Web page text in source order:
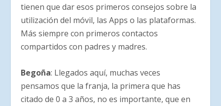
tienen que dar esos primeros consejos sobre la
utilización del móvil, las Apps o las plataformas.
Más siempre con primeros contactos
compartidos con padres y madres.
Begoña: Llegados aquí, muchas veces
pensamos que la franja, la primera que has
citado de 0 a 3 años, no es importante, que en